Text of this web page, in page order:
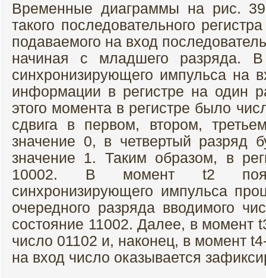
Временные диаграммы на рис.
такого последовательного
подаваемого на вход
начиная с младшего разряда.
синхронизирующего импульса на
информации в регистре на один
этого момента в регистре было
сдвига в первом, втором,
значение 0, в четвертый разряд
значение 1. Таким образом, в
10002. В момент t2
синхронизирующего импульса
очередного разряда вводимого
состояние 11002. Далее, в момент
число 01102 и, наконец, в момент
на вход число оказывается